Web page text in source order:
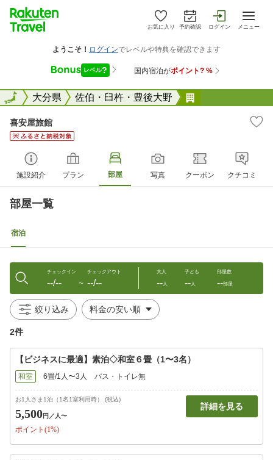
お気に入り 予約確認 ログイン メニュー
全国大分県 佐伯・臼杵・豊後大野
全国
喜安屋旅館
施設紹介 プラン 部屋 写真 クーポン クチコミ
部屋一覧
宿泊
チェックイン
--/-- 〜
チェックアウト
--/--
大人
--人
子ども
--人
部屋数
--部屋
絞り込み
2件
【ビジネスに最適】素泊◇和室６畳（1〜3名）
和室 6畳/1人〜3人 バス・トイレ無
お1人さま1泊（1名1室利用時） (税込)
5,500円 ／人〜
ポイント(1%)
詳細を見る